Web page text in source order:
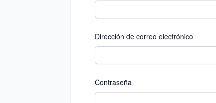
Dirección de correo electrónico
Contraseña